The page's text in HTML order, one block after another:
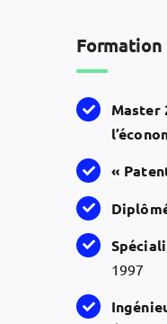
Formation
Master
«
1997